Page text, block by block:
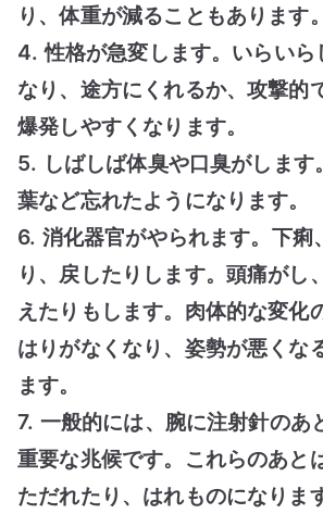
り、体重が減ることもあります。
4. 性格が急変します。いらいら
なり、途方にくれるか、攻撃的
爆発しやすくなります。
5. しばしば体臭や口臭がします
葉など忘れたようになります。
6. 消化器官がやられます。下痢
り、戻したりします。頭痛がし
えたりもします。肉体的な変化
はりがなくなり、姿勢が悪くな
ます。
7. 一般的には、腕に注射針のあ
重要な兆候です。これらのあと
ただれたり、はれものになります